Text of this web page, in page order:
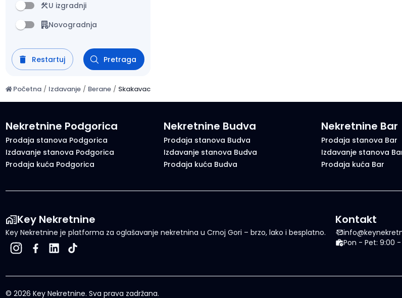
U izgradnji
Novogradnja
Restartuj Pretraga
Početna / Izdavanje / Berane / Skakavac
Nekretnine Podgorica
Prodaja stanova Podgorica
Izdavanje stanova Podgorica
Prodaja kuća Podgorica
Nekretnine Budva
Prodaja stanova Budva
Izdavanje stanova Budva
Prodaja kuća Budva
Nekretnine Bar
Prodaja stanova Bar
Izdavanje stanova
Prodaja kuća Bar
Key Nekretnine
Key Nekretnine je platforma za oglašavanje nekretnina u Crnoj Gori – brzo, lako i besplatno.
Kontakt
Pon - Pet: 9:00 -
©2026 Key Nekretnine.Sva prava zadržana.